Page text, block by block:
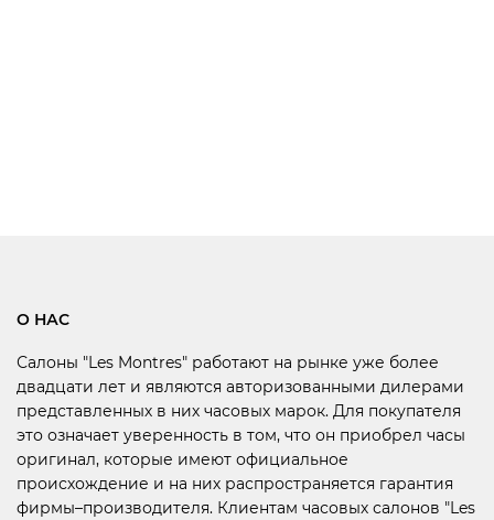
О НАС
Салоны "Les Montres" работают на рынке уже более
двадцати лет и являются авторизованными дилерами
представленных в них часовых марок. Для покупателя
это означает уверенность в том, что он приобрел часы
оригинал, которые имеют официальное
происхождение и на них распространяется гарантия
фирмы–производителя. Клиентам часовых салонов "Les